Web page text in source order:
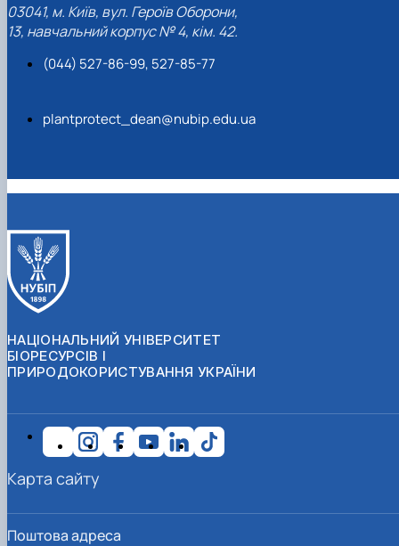
03041, м. Київ, вул. Героїв Оборони,
13, навчальний корпус № 4, кім. 42.
(044) 527-86-99, 527-85-77
plantprotect_dean@nubip.edu.ua
НАЦІОНАЛЬНИЙ УНІВЕРСИТЕТ
БІОРЕСУРСІВ І
ПРИРОДОКОРИСТУВАННЯ УКРАЇНИ
Поштова адреса
Карта сайту